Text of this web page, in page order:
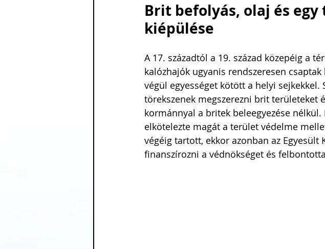
Brit befolyás, olaj és
kiépülése
A 17. századtól a 19. század közepéig a
kalózhajók ugyanis rendszeresen
végül egyességet kötött a helyi
törekszenek megszerezni brit területeket
kormánnyal a britek beleegyezése nélkül.
elkötelezte magát a terület védelme
végéig tartott, ekkor azonban az
finanszírozni a védnökséget és